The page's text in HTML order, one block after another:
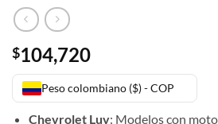
$104,720
Peso colombiano ($) - COP
Chevrolet Luv: Modelos con